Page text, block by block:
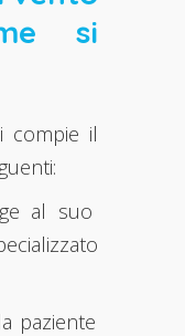
si
compie il
al suo
paziente